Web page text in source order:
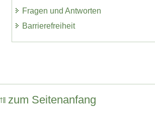
Fragen und Antworten
Barrierefreiheit
zum Seitenanfang